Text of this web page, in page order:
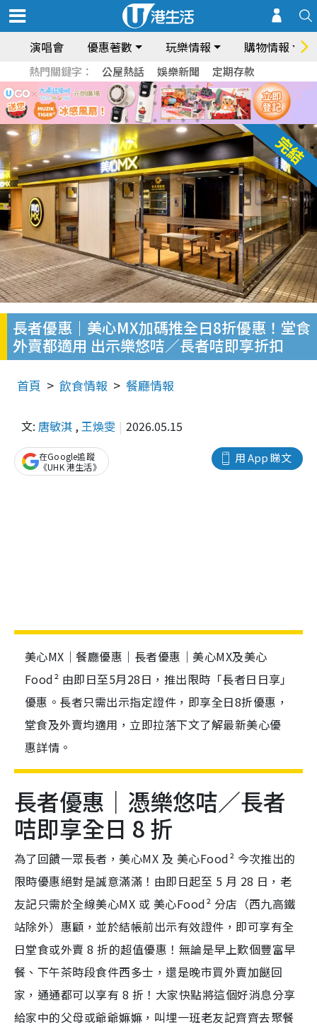
演唱會 優惠著數 玩樂情報 購物情報
熱門關鍵字： 公屋熱話 娛樂新聞 定期存款
長者優惠｜美心MX加碼推全日8折優惠！堂食
外賣都適用 出示樂悠咭／長者咭即享折扣
首頁 飲食情報 餐廳情報
文: 唐敏淇 ,王煥雯 2026.05.15
用 App 睇文
在Google追蹤
《UHK 港生活》
美心MX｜餐廳優惠｜長者優惠｜美心MX及美心
Food² 由即日至5月28日，推出限時「長者日日享」
優惠。長者只需出示指定證件，即享全日8折優惠，
堂食及外賣均適用，立即拉落下文了解最新美心優
惠詳情。
長者優惠｜憑樂悠咭／長者
咭即享全日 8 折
為了回饋一眾長者，美心MX 及 美心Food² 今次推出的
限時優惠絕對是誠意滿滿！由即日起至 5 月 28 日，老
友記只需於全線美心MX 或 美心Food² 分店（西九高鐵
站除外）惠顧，並於結帳前出示有效證件，即可享有全
日堂食或外賣 8 折的超值優惠！無論是早上歎個豐富早
餐、下午茶時段食件西多士，還是晚市買外賣加餸回
家，通通都可以享有 8 折！大家快點將這個好消息分享
給家中的父母或爺爺嫲嫲，叫埋一班老友記齊齊去聚餐